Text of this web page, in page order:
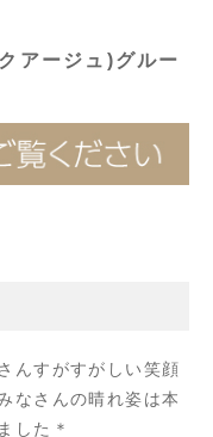
アージュ)グルー
んすがすがしい笑顔
なさんの晴れ姿は本
した＊